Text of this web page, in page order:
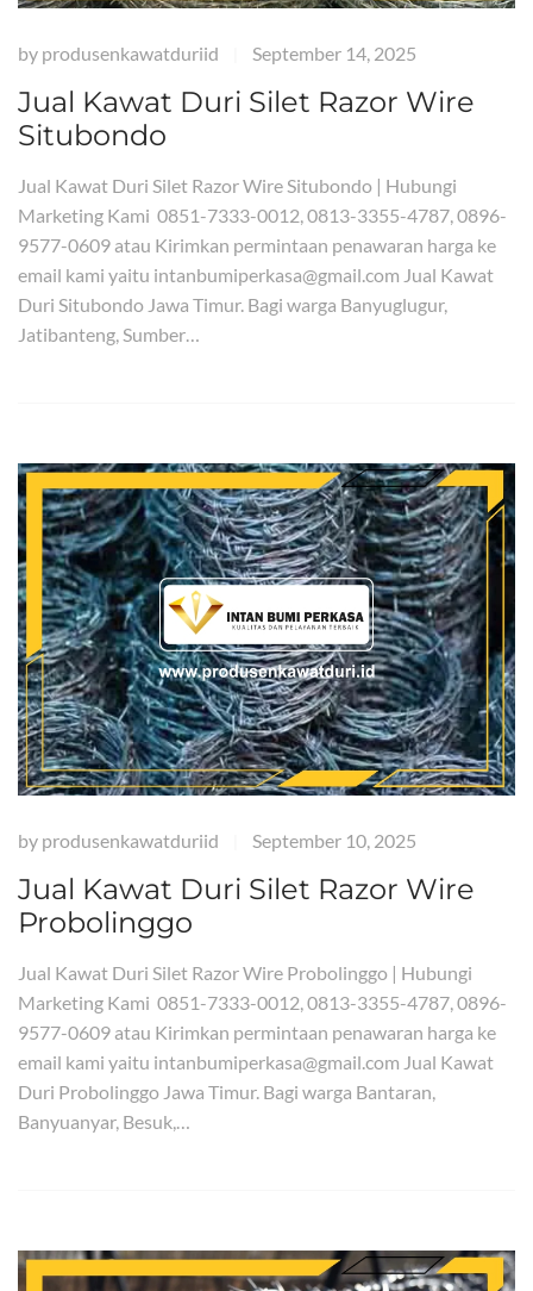
by produsenkawatduriid September 14, 2025
Jual Kawat Duri Silet Razor Wire
Situbondo
Jual Kawat Duri Silet Razor Wire Situbondo | Hubungi
Marketing Kami 0851-7333-0012, 0813-3355-4787, 0896-
9577-0609 atau Kirimkan permintaan penawaran harga ke
email kami yaitu intanbumiperkasa@gmail.com Jual Kawat
Duri Situbondo Jawa Timur. Bagi warga Banyuglugur,
Jatibanteng, Sumber…
by produsenkawatduriid September 10, 2025
Jual Kawat Duri Silet Razor Wire
Probolinggo
Jual Kawat Duri Silet Razor Wire Probolinggo | Hubungi
Marketing Kami 0851-7333-0012, 0813-3355-4787, 0896-
9577-0609 atau Kirimkan permintaan penawaran harga ke
email kami yaitu intanbumiperkasa@gmail.com Jual Kawat
Duri Probolinggo Jawa Timur. Bagi warga Bantaran,
Banyuanyar, Besuk,…